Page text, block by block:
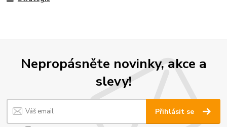
Nepropásněte novinky, akce a
slevy!
Přihlásit se